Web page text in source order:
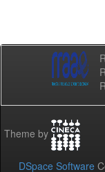
Theme by
DSpace Software